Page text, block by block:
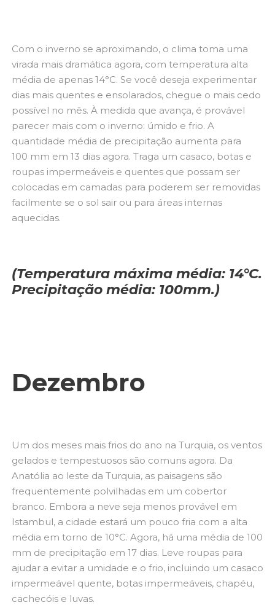
Com o inverno se aproximando, o clima toma uma
virada mais dramática agora, com temperatura alta
média de apenas 14°C. Se você deseja experimentar
dias mais quentes e ensolarados, chegue o mais cedo
possível no mês. À medida que avança, é provável
parecer mais com o inverno: úmido e frio. A
quantidade média de precipitação aumenta para
100 mm em 13 dias agora. Traga um casaco, botas e
roupas impermeáveis ​​e quentes que possam ser
colocadas em camadas para poderem ser removidas
facilmente se o sol sair ou para áreas internas
aquecidas.
(Temperatura máxima média: 14°C.
Precipitação média: 100mm.)
Dezembro
Um dos meses mais frios do ano na Turquia, os ventos
gelados e tempestuosos são comuns agora. Da
Anatólia ao leste da Turquia, as paisagens são
frequentemente polvilhadas em um cobertor
branco. Embora a neve seja menos provável em
Istambul, a cidade estará um pouco fria com a alta
média em torno de 10°C. Agora, há uma média de 100
mm de precipitação em 17 dias. Leve roupas para
ajudar a evitar a umidade e o frio, incluindo um casaco
impermeável quente, botas impermeáveis, chapéu,
cachecóis e luvas.